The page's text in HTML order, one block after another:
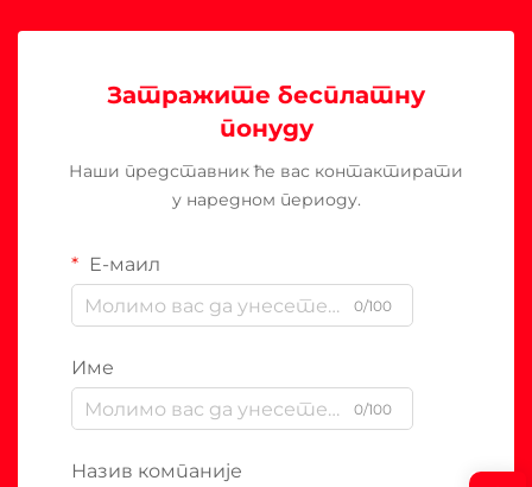
Затражите бесплатну
понуду
Наши представник ће вас контактирати
у наредном периоду.
Е-маил
0/100
Име
0/100
Назив компаније